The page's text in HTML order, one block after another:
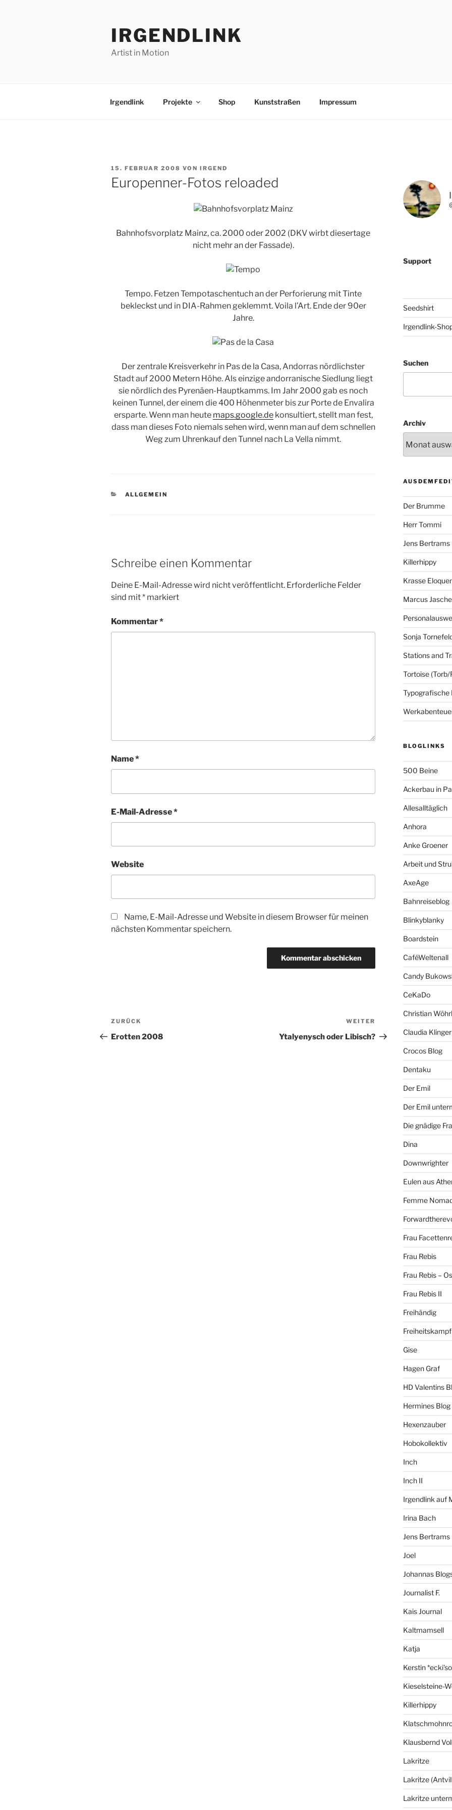
IRGENDLINK
Artist in Motion
Irgendlink Projekte Shop Kunststraßen Impressum
VERÖFFENTLICHT
AM
15. FEBRUAR 2008 VON IRGEND
Europenner-Fotos reloaded
Bahnhofsvorplatz Mainz, ca. 2000 oder 2002 (DKV wirbt diesertage
nicht mehr an der Fassade).
Tempo. Fetzen Tempotaschentuch an der Perforierung mit Tinte
bekleckst und in DIA-Rahmen geklemmt. Voila l’Art. Ende der 90er
Jahre.
Der zentrale Kreisverkehr in Pas de la Casa, Andorras nördlichster
Stadt auf 2000 Metern Höhe. Als einzige andorranische Siedlung liegt
sie nördlich des Pyrenäen-Hauptkamms. Im Jahr 2000 gab es noch
keinen Tunnel, der einem die 400 Höhenmeter bis zur Porte de Envalira
ersparte. Wenn man heute maps.google.dekonsultiert, stellt man fest,
dass man dieses Foto niemals sehen wird, wenn man auf dem schnellen
Weg zum Uhrenkauf den Tunnel nach La Vella nimmt.
KATEGORIEN
ALLGEMEIN
Schreibe einen Kommentar
Deine E-Mail-Adresse wird nicht veröffentlicht. Erforderliche Felder
sind mit* markiert
Kommentar*
Name*
E-Mail-Adresse*
Website
Name, E-Mail-Adresse und Website in diesem Browser für meinen
nächsten Kommentar speichern.
Beitragsnavigation
Vorheriger
Beitrag
ZURÜCK
Erotten 2008
Nächster
Beitrag
WEITER
Ytalyenysch oder Libisch?
Support
Seedshirt
Irgendlink-
Suchen
Archiv
Der Brumme
Herr Tommi
Jens Bertrams
Killerhippy
Krasse
Marcus
Sonja
Stations and
Tortoise (Torb/
Typografische
BLOGLINKS
500 Beine
Ackerbau in
Allesalltäglich
Anhora
Anke Groener
Arbeit und
AxeAge
Bahnreiseblog
Blinkyblanky
Boardstein
CaféWeltenall
Candy
CeKaDo
Christian Wöhrl
Claudia Klinger
Crocos Blog
Dentaku
Der Emil
Der Emil
Die gnädige
Dina
Downwrighter
Eulen aus
Femme
Frau
Frau Rebis
Frau Rebis –
Frau Rebis II
Freihändig
Freiheitskampf
Gise
Hagen Graf
HD Valentins
Hermines Blog
Hexenzauber
Hobokollektiv
Inch
Inch II
Irgendlink auf
Irina Bach
Jens Bertrams
Joel
Johannas
Journalist F.
Kais Journal
Kaltmamsell
Katja
Kerstin
Kieselsteine-
Killerhippy
Klausbernd
Lakritze
Lakritze
Lakritze